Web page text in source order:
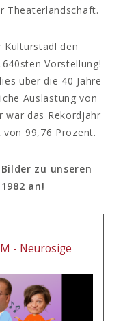
Theaterlandschaft.
Kulturstadl den
Vorstellung!
über die 40 Jahre
Auslastung von
war das Rekordjahr
99,76 Prozent.
zu unseren
an!
- Neurosige